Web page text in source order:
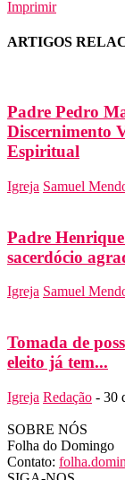
Imprimir
ARTIGOS
Padre Pedro
Discernimento
Espiritual
Igreja Samuel
Padre
sacerdócio
Igreja Samuel
Tomada de
eleito já tem...
Igreja Redação - 30
SOBRE NÓS
Folha do Domingo
Contato: